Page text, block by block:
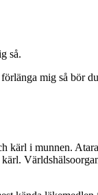
så.
mig så bör
kärl i munnen.